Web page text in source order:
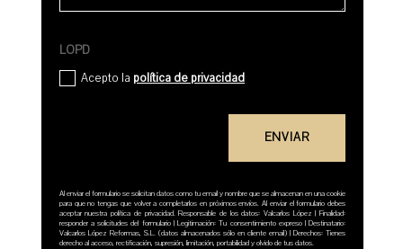
LOPD
Acepto la política de privacidad
ENVIAR
Al enviar el formulario se solicitan datos como tu email y nombre que se almacenan en una cookie
para que no tengas que volver a completarlos en próximos envíos. Al enviar el formulario debes
aceptar nuestra política de privacidad. Responsable de los datos: Valcarlos López | Finalidad:
responder a solicitudes del formulario | Legitimación: Tu consentimiento expreso | Destinatario:
Valcarlos López Reformas, S.L. (datos almacenados sólo en cliente email) | Derechos: Tienes
derecho al acceso, rectificación, supresión, limitación, portabilidad y olvido de tus datos.